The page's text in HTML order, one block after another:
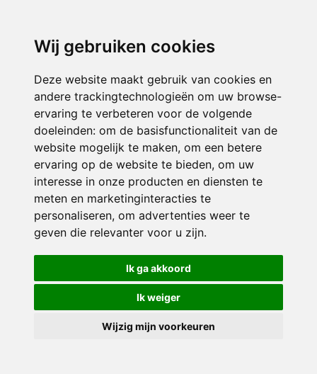
Wij gebruiken cookies
Deze website maakt gebruik van cookies en
andere trackingtechnologieën om uw browse-
ervaring te verbeteren voor de volgende
doeleinden: om de basisfunctionaliteit van de
website mogelijk te maken, om een betere
ervaring op de website te bieden, om uw
interesse in onze producten en diensten te
meten en marketinginteracties te
personaliseren, om advertenties weer te
geven die relevanter voor u zijn.
Ik ga akkoord
Ik weiger
Wijzig mijn voorkeuren